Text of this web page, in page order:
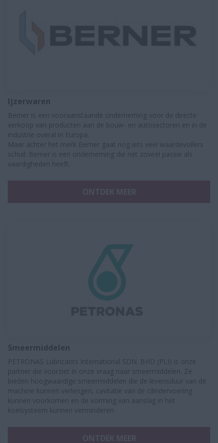
Ijzerwaren
Berner is een vooraanstaande onderneming voor de directe
verkoop van producten aan de bouw- en autosectoren en in de
industrie overal in Europa.
Maar achter het merk Berner gaat nog iets veel waardevollers
schuil: Berner is een onderneming die net zoveel passie als
vaardigheden heeft.
Smeermiddelen
PETRONAS Lubricants International SDN. BHD (PLI) is onze
partner die voorziet in onze vraag naar smeermiddelen. Ze
bieden hoogwaardige smeermiddelen die de levensduur van de
machine kunnen verlengen, cavitatie van de cilindervoering
kunnen voorkomen en de vorming van aanslag in het
koelsysteem kunnen verminderen.